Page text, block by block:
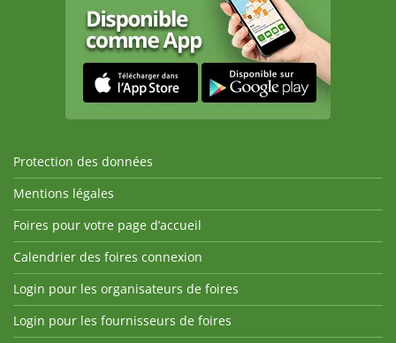
Protection des données
Mentions légales
Foires pour votre page d’accueil
Calendrier des foires connexion
Login pour les organisateurs de foires
Login pour les fournisseurs de foires